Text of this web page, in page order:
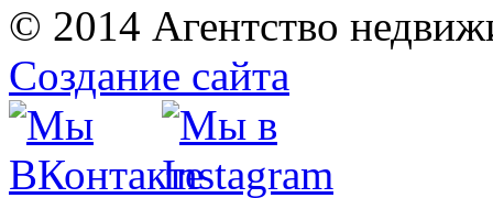
© 2014 Агентство
Создание сайта